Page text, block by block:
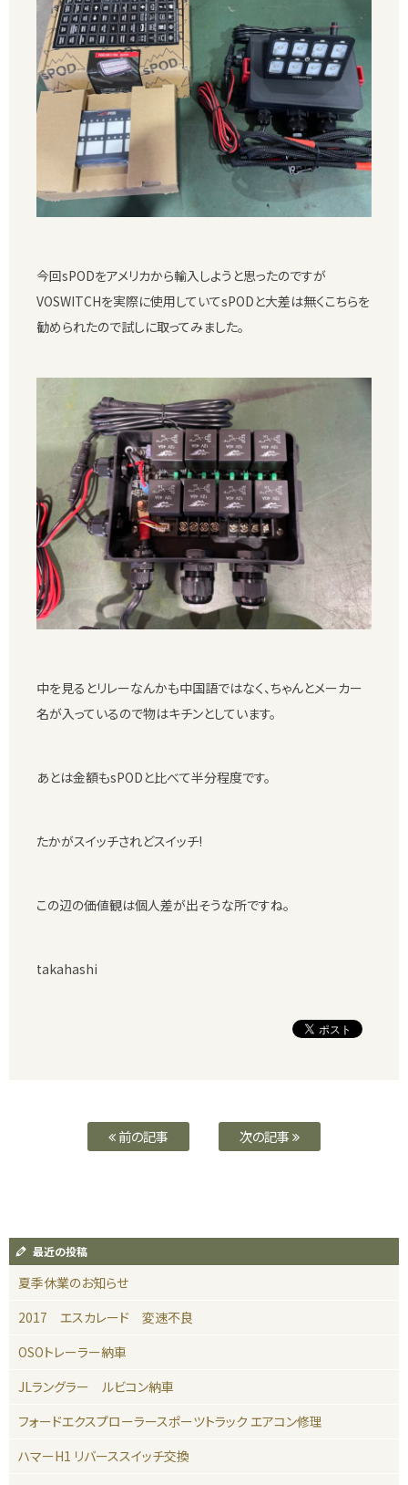
今回sPODをアメリカから輸入しようと思ったのですが
VOSWITCHを実際に使用していてsPODと大差は無くこちらを
勧められたので試しに取ってみました。
中を見るとリレーなんかも中国語ではなく、ちゃんとメーカー
名が入っているので物はキチンとしています。
あとは金額もsPODと比べて半分程度です。
たかがスイッチされどスイッチ!
この辺の価値観は個人差が出そうな所ですね。
takahashi
前の記事 次の記事
最近の投稿
夏季休業のお知らせ
2017 エスカレード 変速不良
OSOトレーラー納車
JLラングラー ルビコン納車
フォードエクスプローラースポーツトラック エアコン修理
ハマーH1 リバーススイッチ交換